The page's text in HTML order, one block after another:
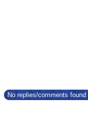
No replies/comments